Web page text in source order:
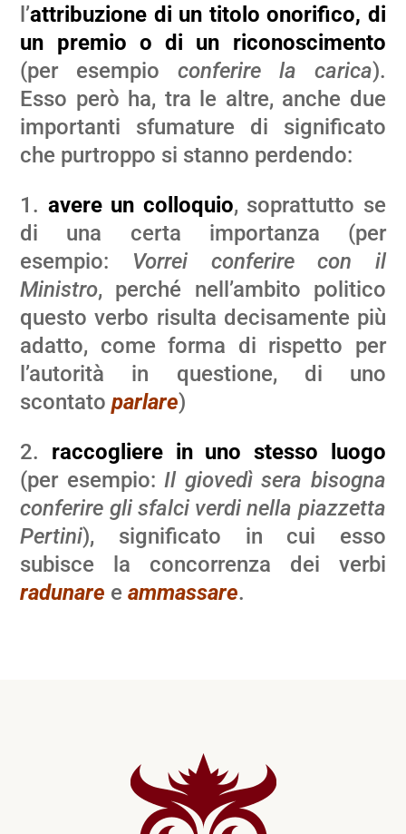
l’attribuzione di un titolo onorifico, di
un premio o di un riconoscimento
(per esempio conferire la carica).
Esso però ha, tra le altre, anche due
importanti sfumature di significato
che purtroppo si stanno perdendo:
1. avere un colloquio, soprattutto se
di una certa importanza (per
esempio: Vorrei conferire con il
Ministro, perché nell’ambito politico
questo verbo risulta decisamente più
adatto, come forma di rispetto per
l’autorità in questione, di uno
scontatoparlare)
2. raccogliere in uno stesso luogo
(per esempio:Il giovedì sera bisogna
conferire gli sfalci verdi nella piazzetta
Pertini), significato in cui esso
subisce la concorrenza dei verbi
radunare eammassare.